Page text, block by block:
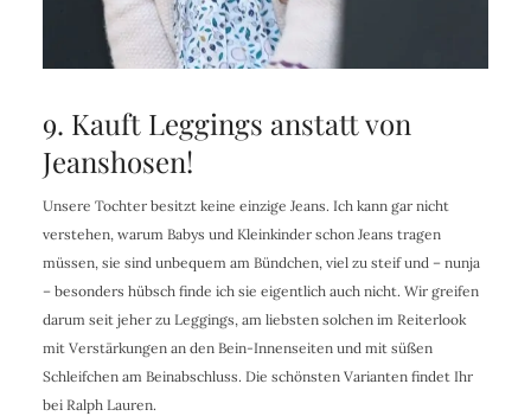
9. Kauft Leggings anstatt von
Jeanshosen!
Unsere Tochter besitzt keine einzige Jeans. Ich kann gar nicht
verstehen, warum Babys und Kleinkinder schon Jeans tragen
müssen, sie sind unbequem am Bündchen, viel zu steif und – nunja
– besonders hübsch finde ich sie eigentlich auch nicht. Wir greifen
darum seit jeher zu Leggings, am liebsten solchen im Reiterlook
mit Verstärkungen an den Bein-Innenseiten und mit süßen
Schleifchen am Beinabschluss. Die schönsten Varianten findet Ihr
bei Ralph Lauren.